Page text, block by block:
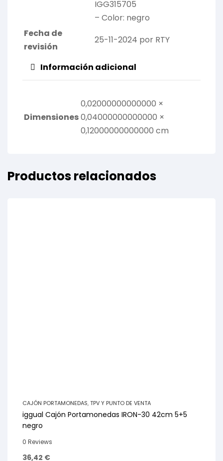
IGG315705
– Color: negro
Fecha de
revisión
25-11-2024 por RTY
Información adicional
Dimensiones
0,02000000000000 ×
0,04000000000000 ×
0,12000000000000 cm
Productos relacionados
CAJÓN PORTAMONEDAS,TPV Y PUNTO DE VENTA
iggual Cajón Portamonedas IRON-30 42cm 5+5
negro
0 Reviews
36,42 €